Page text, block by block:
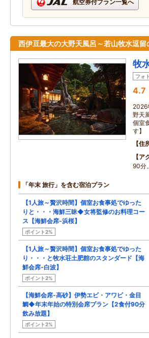
航空券付プラン一覧へ
西伊豆最大の大野天風呂～若山牧水逗
牧
フォ
4.7
2026
野天
個室
す】
住
ア
90分
「年末 旅行」を含む宿泊プラン
【1人旅～贅沢時間】個室お食事処でゆった
りと・・・海鮮三昧◆女将監修のお料理コー
ス【海鮮会席-浜桜】
ポイント2%
【1人旅～贅沢時間】個室お食事処でゆった
り・・・と牧水荘土肥館のスタンダード【海
鮮会席-白波】
ポイント2%
【海鮮会席-高砂】伊勢エビ・アワビ・金目
鯛◆年末年始の特別会席プラン【2食付90分
飲み放題】
ポイント2%